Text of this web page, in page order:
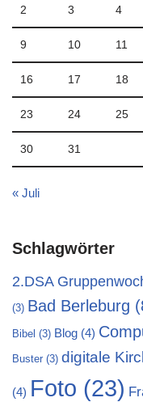
2 3 4
9 10 11
16 17 18
23 24 25
30 31
« Juli
Schlagwörter
2.DSA
(3) Bad Berleburg
Bibel (3) Blog (4)
Buster (3) digitale
(4) Foto (23)